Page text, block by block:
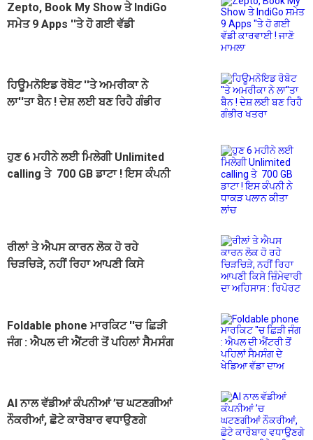
Zepto, Book My Show ਤੇ IndiGo
ਸਮੇਤ 9 Apps ''ਤੇ ਹੋ ਗਈ ਵੱਡੀ
ਹਿਊਮਨੋਇਡ ਰੋਬੋਟ ''ਤੇ ਅਮਰੀਕਾ ਨੇ
ਲਾ''ਤਾ ਬੈਨ ! ਦੇਸ਼ ਲਈ ਬਣ ਰਿਹੈ ਗੰਭੀਰ
ਹੁਣ 6 ਮਹੀਨੇ ਲਈ ਮਿਲੇਗੀ Unlimited
calling ਤੇ 700 GB ਡਾਟਾ ! ਇਸ ਕੰਪਨੀ
ਰੀਲਾਂ ਤੇ ਐਪਸ ਕਾਰਨ ਲੋਕ ਹੋ ਰਹੇ
ਚਿੜਚਿੜੇ, ਨਹੀਂ ਰਿਹਾ ਆਪਣੀ ਕਿਸੇ
Foldable phone ਮਾਰਕਿਟ ''ਚ ਛਿੜੀ
ਜੰਗ : ਐਪਲ ਦੀ ਐਂਟਰੀ ਤੋਂ ਪਹਿਲਾਂ ਸੈਮਸੰਗ
AI ਨਾਲ ਵੱਡੀਆਂ ਕੰਪਨੀਆਂ ’ਚ ਘਟਣਗੀਆਂ
ਨੌਕਰੀਆਂ, ਛੋਟੇ ਕਾਰੋਬਾਰ ਵਧਾਉਣਗੇ